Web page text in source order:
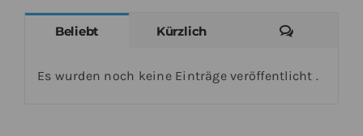
Community
Beliebt Kürzlich
Es wurden noch keine Einträge veröffentlicht .